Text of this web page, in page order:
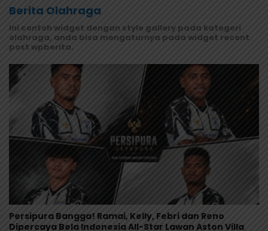
Berita Olahraga
Ini contoh widget dengan style gallery pada kategori
olahraga, anda bisa mengaturnya pada widget recent
post wpberita.
Persipura Bangga! Ramai, Kelly, Febri dan Reno
Dipercaya Bela Indonesia All-Star Lawan Aston Villa